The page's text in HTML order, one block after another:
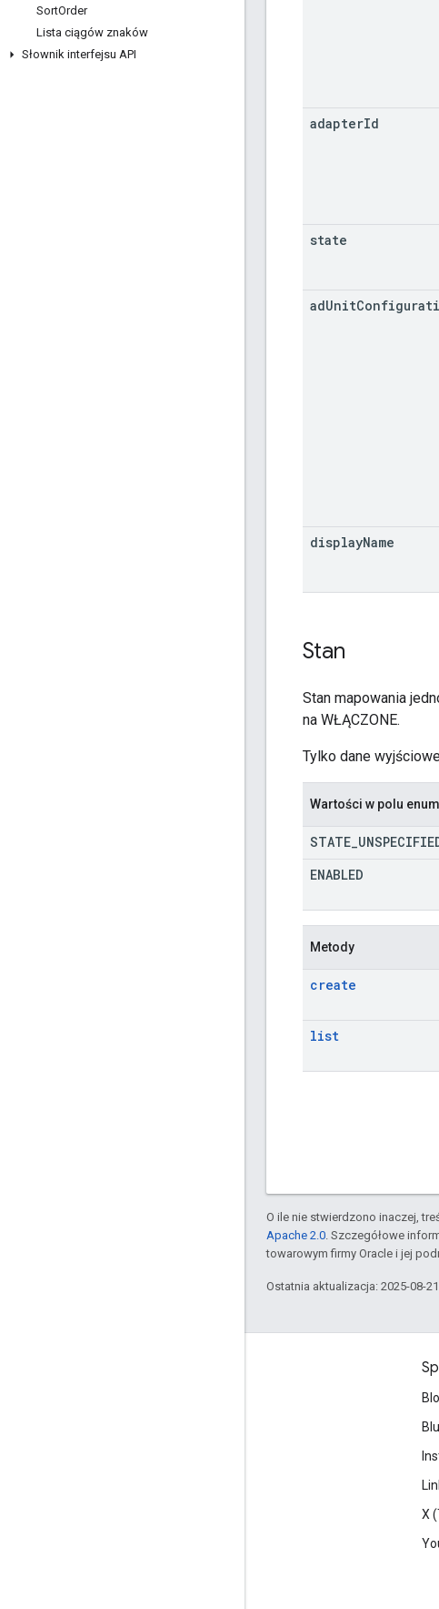
SortOrder
Lista ciągów znaków
Słownik interfejsu API
adapterId
state
adUnit
displayName
Stan
Stan mapowania
na WŁĄCZONE.
Tylko dane
Wartości w polu enum
STATE
ENABLED
Metody
create
list
O ile nie stwierdzono inaczej,
Apache 2.0 . Szczegółowe
towarowym firmy Oracle i jej
Ostatnia aktualizacja: 2025-08-21
X